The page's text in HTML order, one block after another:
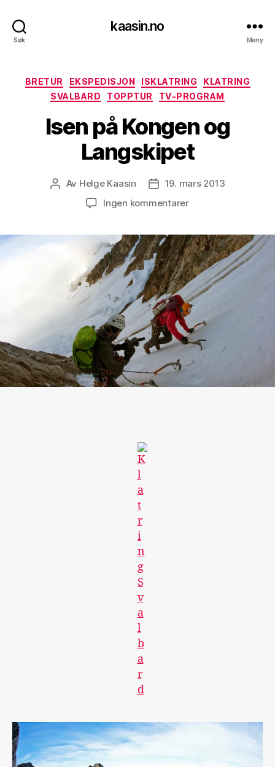
Søk
kaasin.no
Meny
Kategorier
BRETUR EKSPEDISJON ISKLATRING
KLATRING
SVALBARD
TOPPTUR TV-PROGRAM
Isen på Kongen og
Langskipet
Innleggsforfatter
Av Helge Kaasin Publiseringsdato
19. mars 2013
Ingen kommentarertil
Kongen
og
Langskipet